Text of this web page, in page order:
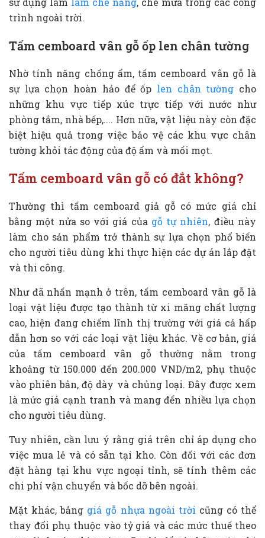
trình ngoài trời.
Tấm cemboard vân gỗ ốp len chân tường
Nhờ tính năng chống ẩm, tấm cemboard vân gỗ là
sự lựa chọn hoàn hảo để ốp len chân tường cho
những khu vực tiếp xúc trực tiếp với nước như
phòng tắm, nhà bếp,.... Hơn nữa, vật liệu này còn đặc
biệt hiệu quả trong việc bảo vệ các khu vực chân
tường khỏi tác động của độ ẩm và mối mọt.
Tấm cemboard vân gỗ có đắt không?
Thường thì tấm cemboard giả gỗ có mức giá chỉ
bằng một nửa so với giá của gỗ tự nhiên, điều này
làm cho sản phẩm trở thành sự lựa chọn phổ biến
cho người tiêu dùng khi thực hiện các dự án lắp đặt
và thi công.
Như đã nhấn mạnh ở trên, tấm cemboard vân gỗ là
loại vật liệu được tạo thành từ xi măng chất lượng
cao, hiện đang chiếm lĩnh thị trường với giá cả hấp
dẫn hơn so với các loại vật liệu khác. Về cơ bản, giá
của tấm cemboard vân gỗ thường nằm trong
khoảng từ 150.000 đến 200.000 VND/m2, phụ thuộc
vào phiên bản, độ dày và chủng loại. Đây được xem
là mức giá cạnh tranh và mang đến nhiều lựa chọn
cho người tiêu dùng.
Tuy nhiên, cần lưu ý rằng giá trên chỉ áp dụng cho
việc mua lẻ và có sẵn tại kho. Còn đối với các đơn
đặt hàng tại khu vực ngoại tỉnh, sẽ tính thêm các
chi phí vận chuyển và bốc dỡ bên ngoài.
Mặt khác, bảng giá gỗ nhựa ngoài trời cũng có thể
thay đổi phụ thuộc vào tỷ giá và các mức thuế theo